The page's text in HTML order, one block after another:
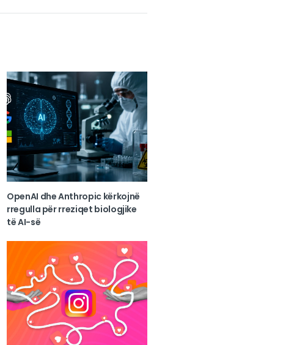
OpenAI dhe Anthropic kërkojnë
rregulla për rreziqet biologjike
të AI-së